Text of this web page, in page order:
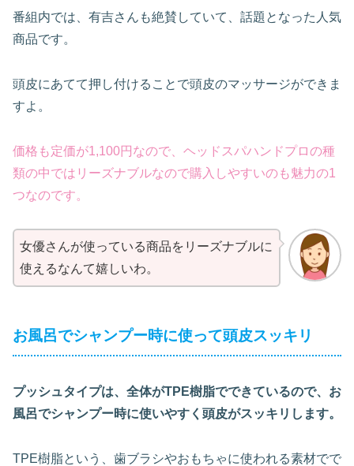
番組内では、有吉さんも絶賛していて、話題となった人気
商品です。
頭皮にあてて押し付けることで頭皮のマッサージができま
すよ。
価格も定価が1,100円なので、ヘッドスパハンドプロの種
類の中ではリーズナブルなので購入しやすいのも魅力の1
つなのです。
女優さんが使っている商品をリーズナブルに
使えるなんて嬉しいわ。
お風呂でシャンプー時に使って頭皮スッキリ
プッシュタイプは、全体がTPE樹脂でできているので、お
風呂でシャンプー時に使いやすく頭皮がスッキリします。
TPE樹脂という、歯ブラシやおもちゃに使われる素材でで